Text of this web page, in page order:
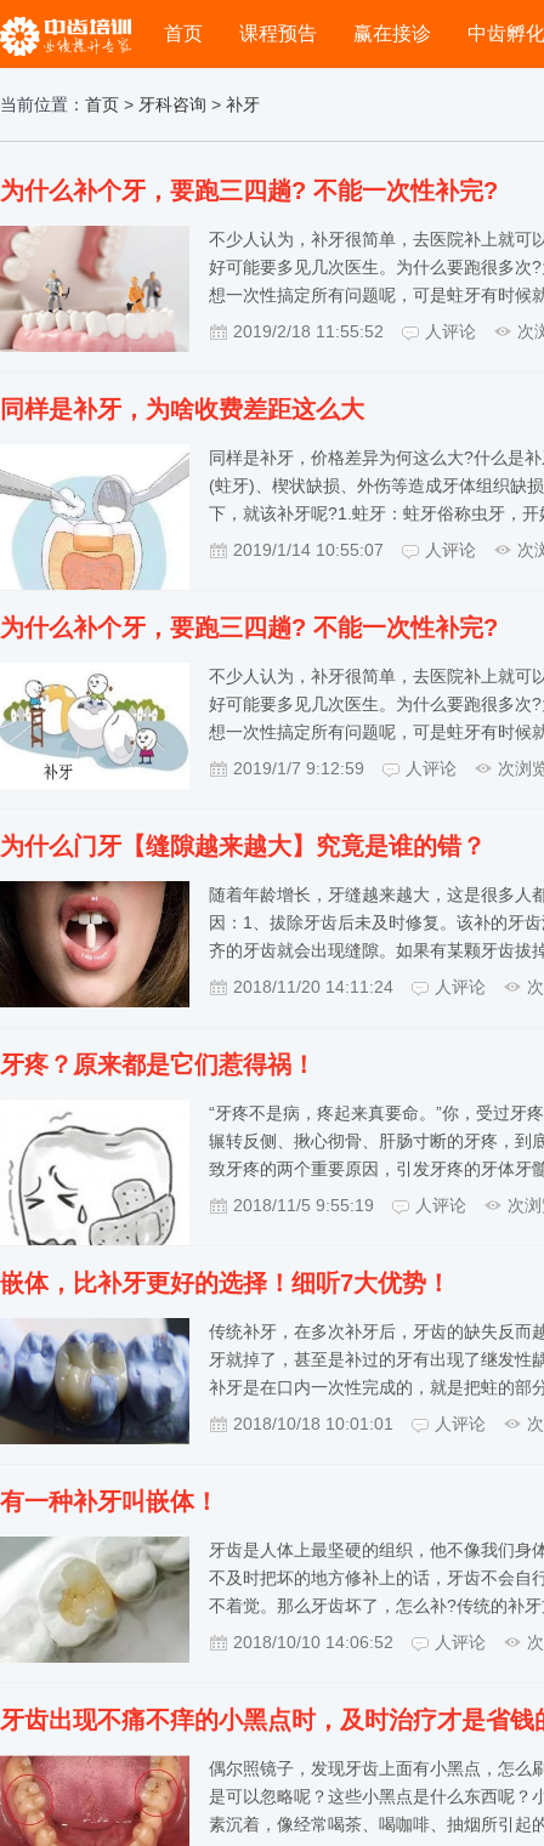
首页 课程预告 赢在接诊 中齿孵
当前位置： 首页 > 牙科咨询 > 补牙
为什么补个牙，要跑三四趟? 不能一次性补完?
不少人认为，补牙很简单，去医院补上就可
好可能要多见几次医生。为什么要跑很多次
想一次性搞定所有问题呢，可是蛀牙有时
2019/2/18 11:55:52
人评论 次
同样是补牙，为啥收费差距这么大
同样是补牙，价格差异为何这么大?什么是
(蛀牙)、楔状缺损、外伤等造成牙体组织缺
下，就该补牙呢?1.蛀牙：蛀牙俗称虫牙，
2019/1/14 10:55:07
人评论 次
为什么补个牙，要跑三四趟? 不能一次性补完?
不少人认为，补牙很简单，去医院补上就可
好可能要多见几次医生。为什么要跑很多次
想一次性搞定所有问题呢，可是蛀牙有时
2019/1/7 9:12:59
人评论 次浏
为什么门牙【缝隙越来越大】究竟是谁的错？
随着年龄增长，牙缝越来越大，这是很多
因：1、拔除牙齿后未及时修复。该补的牙
齐的牙齿就会出现缝隙。如果有某颗牙齿
2018/11/20 14:11:24
人评论
牙疼？原来都是它们惹得祸！
“牙疼不是病，疼起来真要命。”你，受过牙
辗转反侧、揪心彻骨、肝肠寸断的牙疼，到
致牙疼的两个重要原因，引发牙疼的牙体
2018/11/5 9:55:19
人评论 次
嵌体，比补牙更好的选择！细听7大优势！
传统补牙，在多次补牙后，牙齿的缺失反而
牙就掉了，甚至是补过的牙有出现了继发性
补牙是在口内一次性完成的，就是把蛀的
2018/10/18 10:01:01
人评论
有一种补牙叫嵌体！
牙齿是人体上最坚硬的组织，他不像我们身
不及时把坏的地方修补上的话，牙齿不会自
不着觉。那么牙齿坏了，怎么补?传统的补
2018/10/10 14:06:52
人评论
牙齿出现不痛不痒的小黑点时，及时治疗才是省钱
偶尔照镜子，发现牙齿上面有小黑点，怎么
是可以忽略呢？这些小黑点是什么东西呢？
素沉着，像经常喝茶、喝咖啡、抽烟所引